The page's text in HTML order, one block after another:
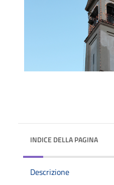
INDICE DELLA PAGINA
Descrizione